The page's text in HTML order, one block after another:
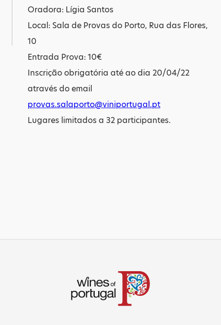
Oradora: Lígia Santos
Local: Sala de Provas do Porto, Rua das Flores,
10
Entrada Prova: 10€
Inscrição obrigatória até ao dia 20/04/22
através do email
provas.salaporto@viniportugal.pt
Lugares limitados a 32 participantes.